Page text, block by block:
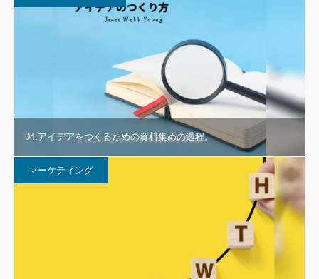
04.アイデアをつくるための資料集めの過程。
マーケティング